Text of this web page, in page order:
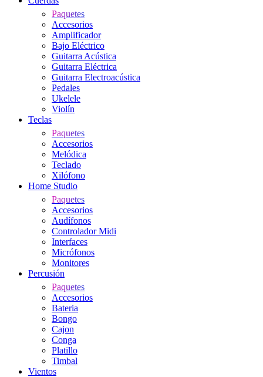
Paquetes
Accesorios
Amplificador
Bajo Eléctrico
Guitarra Acústica
Guitarra Eléctrica
Guitarra Electroacústica
Pedales
Ukelele
Violín
Teclas
Paquetes
Accesorios
Melódica
Teclado
Xilófono
Home Studio
Paquetes
Accesorios
Audífonos
Controlador Midi
Interfaces
Micrófonos
Monitores
Percusión
Paquetes
Accesorios
Bateria
Bongo
Cajon
Conga
Platillo
Timbal
Vientos